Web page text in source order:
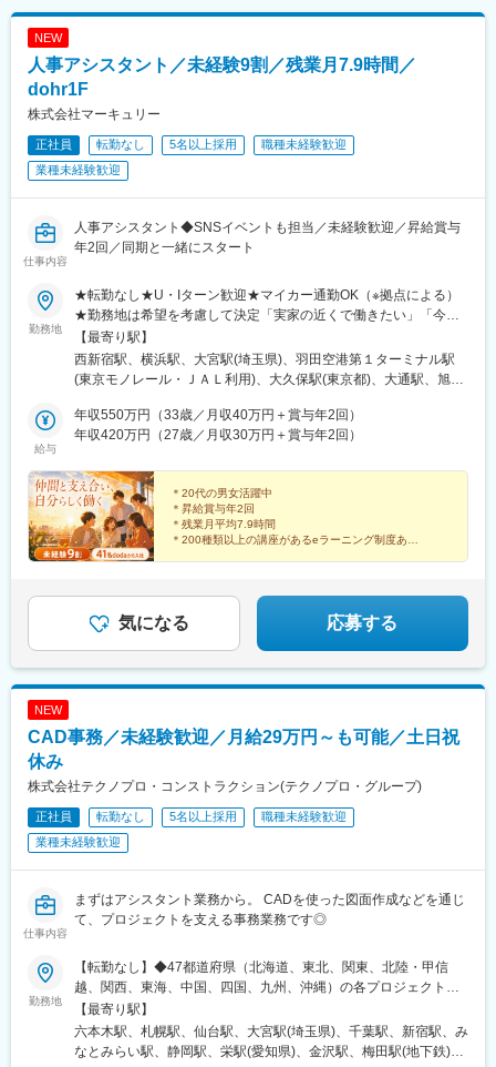
・研修期間（試験片作成の基礎を習得）→ 実務担当（担当業務を
■モデル年収：
■モデル年収
30歳・経験６年／配偶者・子１人、役職有、残業３０時間／月
■働き方、就業環境：
に集中して作業を行い、昼休憩でリフレッシュすることが可能で
す。
■仕事の魅力：
この仕事の魅力は、製品の品質保証という重要な役割を担う点に
あります。高精度な試験片を作成することで、製品の安全性と高
品質を支えることができ、やりがいを感じることができます。ま
た、未経験からでも先輩のサポートを受けながらスキルを身につ
けられる環境が整っており、成長を実感しながら働くことができ
ます。
NEW
人事アシスタント／未経験9割／残業月7.9時間／
dohr1F
株式会社マーキュリー
正社員 転勤なし 5名以上採用
職種未経験歓迎
業種未経験歓迎
仕事内容
人事アシスタント◆SNSイベントも担当／未経験歓迎／昇給賞与
年2回／同期と一緒にスタート
勤務地
★転勤なし★U・Iターン歓迎★マイカー通勤OK（※拠点による）
★勤務地は希望を考慮して決定「実家の近くで働きたい」「今の
生活圏を変えたくない」そんな希望も相談OKです。地元に戻って
の就職・転職も応援します！生活スタイルが変わって、勤務エリ
アを変えたいという相談も可能です！■北海道・東北：北海道・青
南関東：東京・神奈川・埼玉・千葉■中部：岐阜・愛知・静岡・石
川・新潟・長野・富山・福井・三重■近畿：滋賀・大阪・兵庫・奈
香川・愛媛■九州：福岡・長崎・大分・熊本・宮崎・鹿児島・沖縄
【最寄り駅】
西新宿駅、横浜駅、大宮駅(埼玉県)、羽田空港第１ターミナル駅
(東京モノレール・ＪＡＬ利用)、大久保駅(東京都)、大通駅、旭川
亀島駅、新浜松駅、新潟駅、新静岡駅、三島広小路駅、北鉄金沢
駅、長野駅、電気ビル前駅、福井駅、北新地駅、姫路駅、なんば
神南駅、眉山ロープウェイ山麓駅、浦添前田駅、通町筋駅、宮崎
駅、渋谷駅、新宿駅、新宿三丁目駅、池袋駅、吉祥寺駅、町田
駅、八王子駅、立川駅、新横浜駅、川崎駅、座間駅、相模原駅、
藤沢駅、海老名駅(相模線)、浦和駅、さいたま新都心駅、川口駅、
上尾駅、新座駅、熊谷駅、春日部駅、千葉中央駅、千葉みなと
駅、伊勢崎駅、前橋駅、世良田駅、桐生駅、栃木駅、小山駅、札
幌駅、函館駅、小樽駅、千歳駅(北海道)、青森駅、一ノ関駅、遠野
駅、久慈駅、水沢駅、秋田駅、横手駅、あおば通駅、泉中央駅、
岡県)、大場駅、西金沢駅、松任駅、野々市工大前駅、小松駅、亀
松本駅、上諏訪駅、富山駅、高岡駅、新高岡駅、魚津駅、福井城
址大名町駅、水居駅、丸岡駅、岐阜駅、高山駅、名鉄岐阜駅、大
垣駅、津駅、近鉄四日市駅、津新町駅、鈴鹿市駅、播磨駅、草津
駅(滋賀県)、大津駅、南草津駅、彦根駅、長浜駅、西梅田駅、梅田
駅(地下鉄)、布施駅、堺市駅、ハーバーランド駅、三ノ宮駅、西宮
木駅、和歌山駅、和歌山市駅、後藤駅、弓ケ浜駅、鳥取駅、松江
駅、出雲市駅、山口駅(山口県)、下関駅、徳島駅、佐古駅、阿南
博多駅、天神駅、小倉駅(福岡県)、久留米駅、原田駅(福岡県)、行
橋駅、南行橋駅、長崎駅(長崎県)、長崎駅前駅、大分駅、賀来駅、
西大分駅、熊本駅、南宮崎駅、都城駅、鹿児島駅、谷山駅(鹿児島
市電)、那覇空港駅(鉄道)、県庁前駅(沖縄県)、おもろまち駅、都庁
前駅、神奈川駅、羽田空港第１・第２ターミナル駅(京急)、新大久
保駅、さっぽろ駅、広瀬通駅、宇都宮駅東口駅、金沢駅、市役所
給与
年収550万円（33歳／月収40万円＋賞与年2回）
年収420万円（27歳／月収30万円＋賞与年2回）
＊20代の男女活躍中
＊昇給賞与年2回
＊残業月平均7.9時間
＊200種類以上の講座があるeラーニング制度あり
それぞれの個性を活かしながら、
のびのびと働いています！
気になる 応募する
NEW
CAD事務／未経験歓迎／月給29万円～も可能／土日祝
休み
株式会社テクノプロ・コンストラクション(テクノプロ・グループ)
正社員 転勤なし 5名以上採用
職種未経験歓迎
業種未経験歓迎
仕事内容
まずはアシスタント業務から。 CADを使った図面作成などを通じ
て、プロジェクトを支える事務業務です◎
勤務地
【転勤なし】◆47都道府県（北海道、東北、関東、北陸・甲信
越、関西、東海、中国、四国、九州、沖縄）の各プロジェクト先※
希望勤務地にほぼ100％配属。希望のエリアを聞かせてくださ
い。※エリアにより異なる場合がありますが、希望エリアを管轄す
る支店内で配属されています。※U・Iターン支援あり（引越し費用
【最寄り駅】
六本木駅、札幌駅、仙台駅、大宮駅(埼玉県)、千葉駅、新宿駅、み
なとみらい駅、静岡駅、栄駅(愛知県)、金沢駅、梅田駅(地下鉄)、